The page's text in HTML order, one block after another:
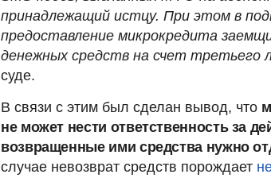
принадлежащий истцу. При этом в
предоставление микрокредита
денежных средств на счет третьего
суде.
В связи с этим был сделан вывод, что
не может нести ответственность за
возвращенные ими средства нужно
случае невозврат средств порождает